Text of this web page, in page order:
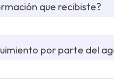
que recibiste?
por parte del